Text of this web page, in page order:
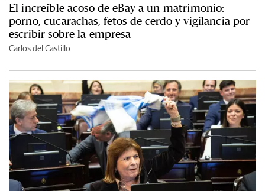
El increíble acoso de eBay a un matrimonio:
porno, cucarachas, fetos de cerdo y vigilancia por
escribir sobre la empresa
Carlos del Castillo